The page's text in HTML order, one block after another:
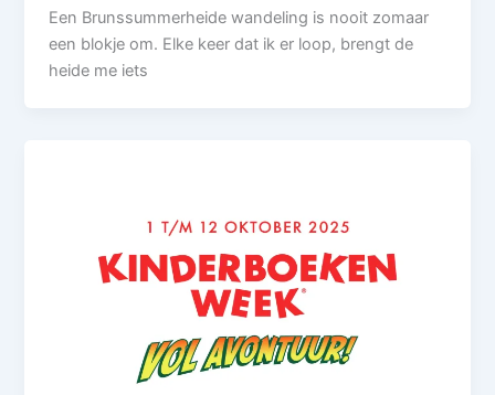
Een Brunssummerheide wandeling is nooit zomaar
een blokje om. Elke keer dat ik er loop, brengt de
heide me iets